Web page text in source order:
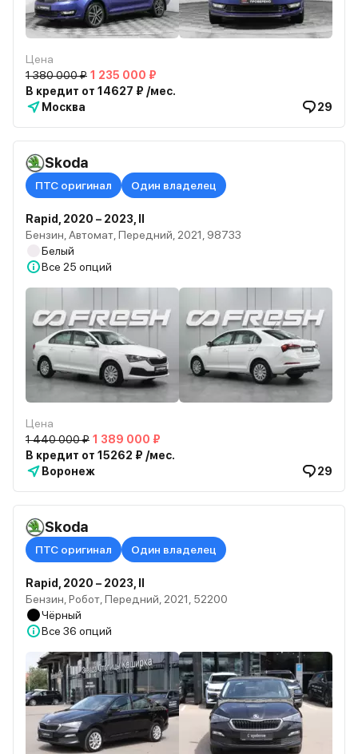
Цена
1 380 000 ₽ 1 235 000 ₽
В кредит от 14627 ₽ /мес.
Москва
29
Skoda
ПТС оригинал Один владелец
Rapid, 2020 – 2023, II
Бензин, Автомат, Передний, 2021, 98733
Белый
Все 25 опций
Цена
1 440 000 ₽ 1 389 000 ₽
В кредит от 15262 ₽ /мес.
Воронеж
29
Skoda
ПТС оригинал Один владелец
Rapid, 2020 – 2023, II
Бензин, Робот, Передний, 2021, 52200
Чёрный
Все 36 опций